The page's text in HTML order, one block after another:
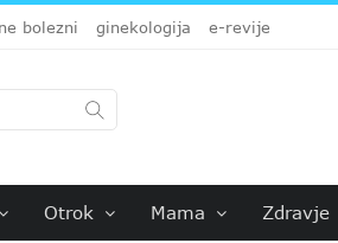
bolezni ginekologija e-revije
Otrok Mama Zdravje